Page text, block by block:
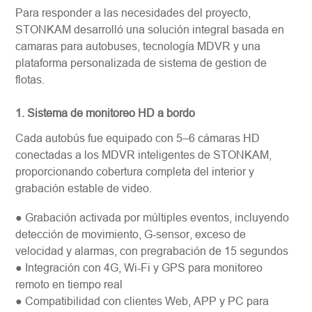
Para responder a las necesidades del proyecto,
STONKAM desarrolló una solución integral basada en
camaras para autobuses, tecnología MDVR y una
plataforma personalizada de sistema de gestion de
flotas.
1. Sistema de monitoreo HD a bordo
Cada autobús fue equipado con 5–6 cámaras HD
conectadas a los MDVR inteligentes de STONKAM,
proporcionando cobertura completa del interior y
grabación estable de video.
● Grabación activada por múltiples eventos, incluyendo
detección de movimiento, G-sensor, exceso de
velocidad y alarmas, con pregrabación de 15 segundos
● Integración con 4G, Wi-Fi y GPS para monitoreo
remoto en tiempo real
● Compatibilidad con clientes Web, APP y PC para